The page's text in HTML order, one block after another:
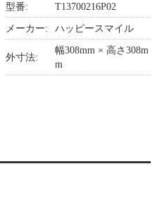
型番:
T13700216P02
メーカー:
ハッピースマイル
外寸法:
幅308mm × 高さ308m
m